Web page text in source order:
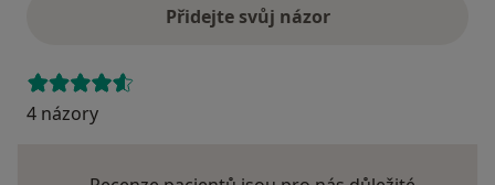
Přidejte svůj názor
4 názory